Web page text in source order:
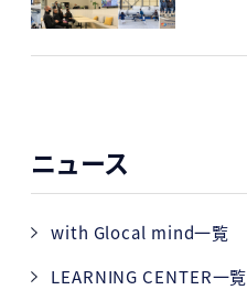
ニュース
with Glocal mind一覧
LEARNING CENTER一覧